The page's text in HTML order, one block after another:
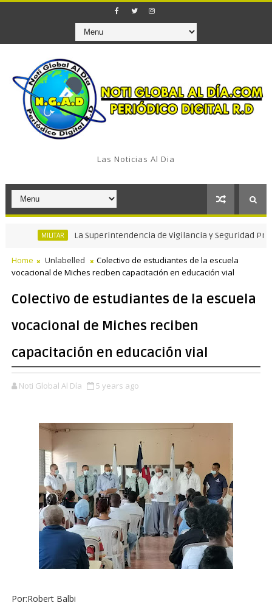
Las Noticias Al Dia
La Superintendencia de Vigilancia y Seguridad Privada
Home Unlabelled
Colectivo de estudiantes de la escuela
vocacional de Miches reciben capacitación en educación vial
Colectivo de estudiantes de la escuela
vocacional de Miches reciben
capacitación en educación vial
Noti Global Al Día 5 years ago
Por:Robert Balbi